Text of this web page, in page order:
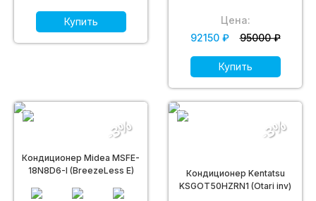
Купить
Цена:
92150 ₽
95000 ₽
Купить
Кондиционер Midea MSFE-
18N8D6-I (BreezeLess E)
-3%
Кондиционер Kentatsu
KSGOT50HZRN1 (Otari inv)
-3%